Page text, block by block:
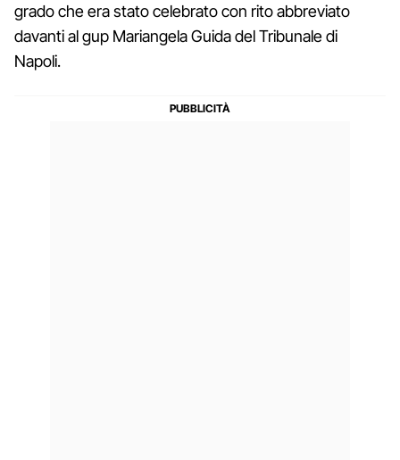
grado che era stato celebrato con rito abbreviato
davanti al gup Mariangela Guida del Tribunale di
Napoli.